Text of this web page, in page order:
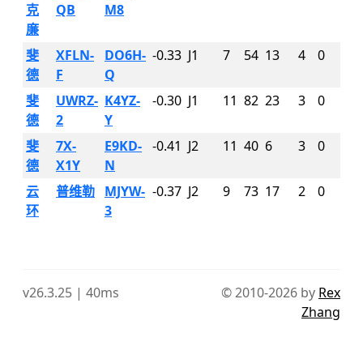
克
廉
QB
M8
斐
德
XFLN-
F
DO6H-
Q
-0.33 J1 7 54 13 4 0
斐
德
UWRZ-
2
K4YZ-
Y
-0.30 J1 11 82 23 3 0
斐
德
7X-
X1Y
E9KD-
N
-0.41 J2 11 40 6 3 0
云
环
普维勒 MJYW-
3
-0.37 J2 9 73 17 2 0
v26.3.25 | 40ms © 2010-2026 by Rex
Zhang